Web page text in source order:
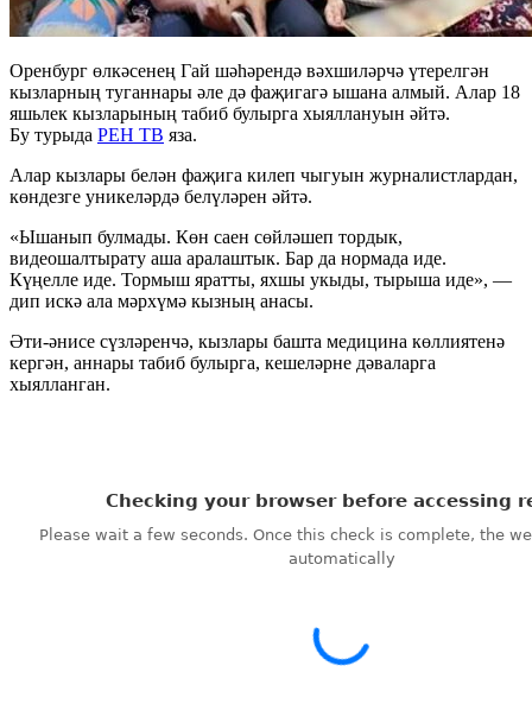
Оренбург өлкәсенең Гай шәһәрендә вәхшиләрчә үтерелгән
кызларның туганнары әле дә фаҗигагә ышана алмый. Алар 18
яшьлек кызларының табиб булырга хыяллануын әйтә.
Бу турыда РЕН ТВ яза.
Алар кызлары белән фаҗига килеп чыгуын журналистлардан,
көндезге уникеләрдә белүләрен әйтә.
«Ышанып булмады. Көн саен сөйләшеп тордык,
видеошалтырату аша аралаштык. Бар да нормада иде.
Күңелле иде. Тормыш яратты, яхшы укыды, тырыша иде», —
дип искә ала мәрхүмә кызның анасы.
Әти-әнисе сүзләренчә, кызлары башта медицина көллиятенә
кергән, аннары табиб булырга, кешеләрне дәваларга
хыялланган.